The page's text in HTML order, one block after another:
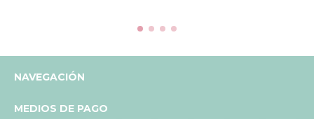
NAVEGACIÓN
MEDIOS DE PAGO